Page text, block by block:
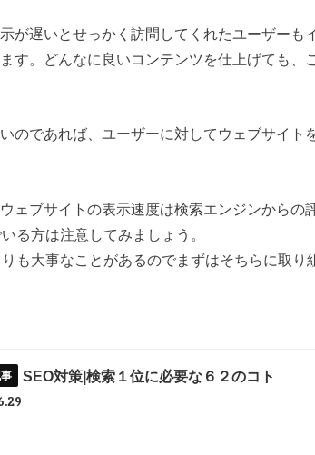
が遅いとせっかく訪問してくれたユーザーも
す。どんなに良いコンテンツを仕上げても、
のであれば、ユーザーに対してウェブサイト
ェブサイトの表示速度は検索エンジンからの
る方は注意してみましょう。
も大事なことがあるのでまずはそちらに取り
SEO対策|検索１位に必要な６２のコト